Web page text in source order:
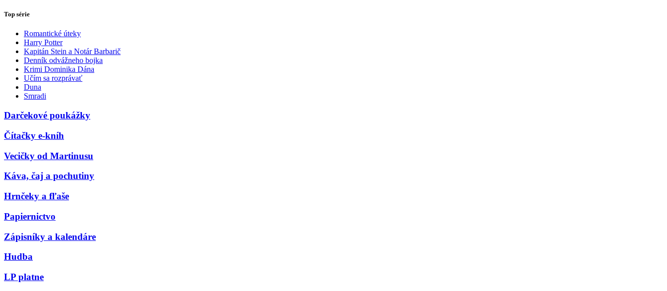
Top série
Romantické úteky
Harry Potter
Kapitán Stein a Notár Barbarič
Denník odvážneho bojka
Krimi Dominika Dána
Učím sa rozprávať
Duna
Smradi
Darčekové poukážky
Čítačky e-kníh
Vecičky od Martinusu
Káva, čaj a pochutiny
Hrnčeky a fľaše
Papiernictvo
Zápisníky a kalendáre
Hudba
LP platne